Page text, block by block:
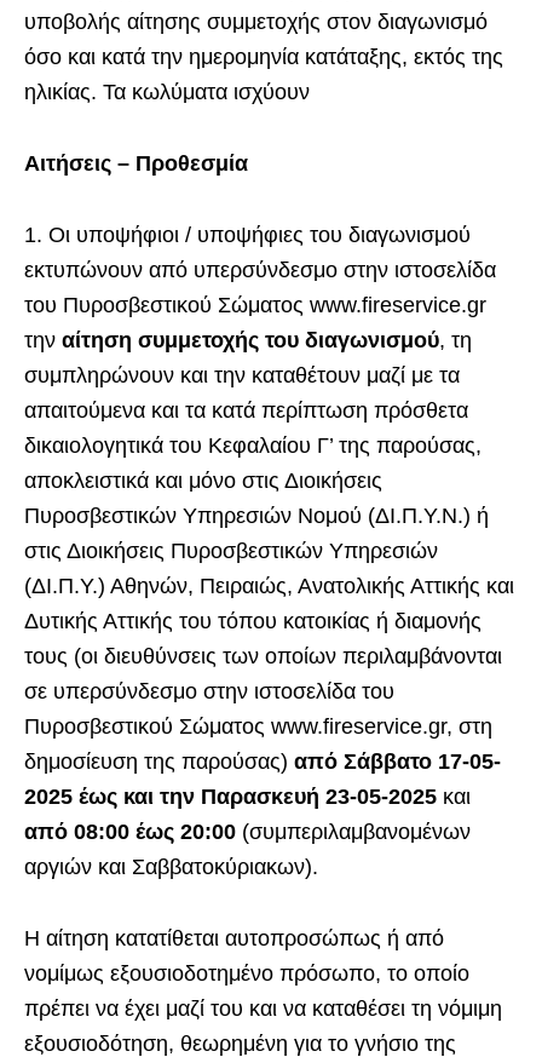
υποβολής αίτησης συμμετοχής στον διαγωνισμό
όσο και κατά την ημερομηνία κατάταξης, εκτός της
ηλικίας. Τα κωλύματα ισχύουν
Αιτήσεις – Προθεσμία
1. Οι υποψήφιοι / υποψήφιες του διαγωνισμού
εκτυπώνουν από υπερσύνδεσμο στην ιστοσελίδα
του Πυροσβεστικού Σώματος www.fireservice.gr
την αίτηση συμμετοχής του διαγωνισμού, τη
συμπληρώνουν και την καταθέτουν μαζί με τα
απαιτούμενα και τα κατά περίπτωση πρόσθετα
δικαιολογητικά του Κεφαλαίου Γ’ της παρούσας,
αποκλειστικά και μόνο στις Διοικήσεις
Πυροσβεστικών Υπηρεσιών Νομού (ΔΙ.Π.Υ.Ν.) ή
στις Διοικήσεις Πυροσβεστικών Υπηρεσιών
(ΔΙ.Π.Υ.) Αθηνών, Πειραιώς, Ανατολικής Αττικής και
Δυτικής Αττικής του τόπου κατοικίας ή διαμονής
τους (οι διευθύνσεις των οποίων περιλαμβάνονται
σε υπερσύνδεσμο στην ιστοσελίδα του
Πυροσβεστικού Σώματος www.fireservice.gr, στη
δημοσίευση της παρούσας) από Σάββατο 17-05-
2025 έως και την Παρασκευή 23-05-2025 και
από 08:00 έως 20:00 (συμπεριλαμβανομένων
αργιών και Σαββατοκύριακων).
Η αίτηση κατατίθεται αυτοπροσώπως ή από
νομίμως εξουσιοδοτημένο πρόσωπο, το οποίο
πρέπει να έχει μαζί του και να καταθέσει τη νόμιμη
εξουσιοδότηση, θεωρημένη για το γνήσιο της